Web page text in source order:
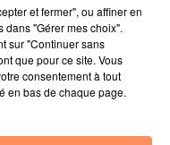
"Fête du vin"
pour retrouver
et fermer", ou affiner en
"Gérer mes choix".
sur "Continuer sans
que pour ce site. Vous
consentement à tout
en bas de chaque page.